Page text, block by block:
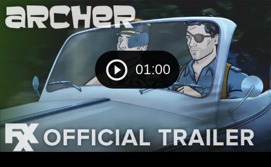
01:00